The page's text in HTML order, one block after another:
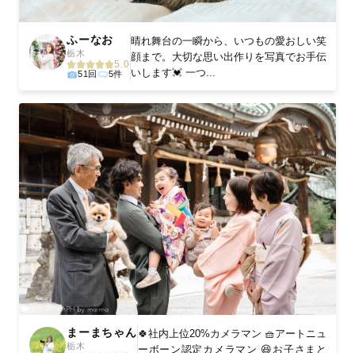
ふーなお
栃木
5.0
51回 5件
晴れ舞台の一瞬から、いつもの愛おしい笑
顔まで。大切な思い出作りを写真でお手伝
いします💓 一つ...
まーまちゃん
栃木
🍀社内上位20%カメラマン 🧺アートニュ
ーボーン認定カメラマン‬‬‬ 😆お子さまと